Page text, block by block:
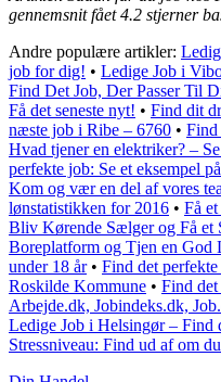
gennemsnit fået4.2 stjerner
Andre populære artikler:
job for dig! • Ledige Job i
Find Det Job, Der Passer Til
Få det seneste nyt! • Find dit
næste job i Ribe – 6760 • Find
Hvad tjener en elektriker? –
perfekte job: Se et eksempel
Kom og vær en del af vores
lønstatistikken for 2016 • Få
Bliv Kørende Sælger og Få et
Boreplatform og Tjen en God
under 18 år• Find det
Roskilde Kommune • Find
Arbejde.dk, Jobindeks.dk,
Ledige Job i Helsingør – Find
Stressniveau: Find ud af om